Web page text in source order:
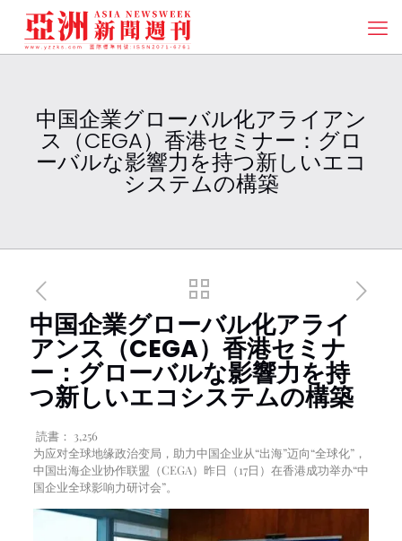
中国企業グローバル化アライアン
ス（CEGA）香港セミナー：グロ
ーバルな影響力を持つ新しいエコ
システムの構築
中国企業グローバル化アライ
アンス（CEGA）香港セミナ
ー：グローバルな影響力を持
つ新しいエコシステムの構築
読書： 3,256
为应对全球地缘政治变局，助力中国企业从“出海”迈向“全球化”，
中国出海企业协作联盟（CEGA）昨日（17日）在香港成功举办“中
国企业全球影响力研讨会”。